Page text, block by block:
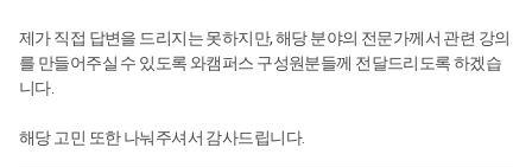
제가 직접 답변을 드리지는 못하지만, 해당 분야의 전문가께서 관련 강의
를 만들어주실 수 있도록 와캠퍼스 구성원분들께 전달드리도록 하겠습
니다.
해당 고민 또한 나눠주셔서 감사드립니다.